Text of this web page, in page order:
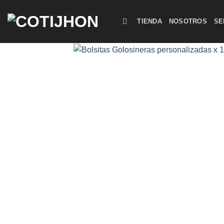
TIENDA NOSOTROS